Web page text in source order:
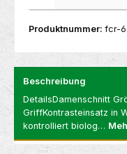
Produktnummer: fcr-
Beschreibung
DetailsDamenschnitt
GriffKontrasteinsatz in
kontrolliert biolog…